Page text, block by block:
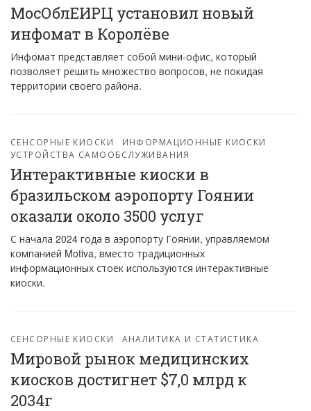
МосОблЕИРЦ установил новый
инфомат в Королёве
Инфомат представляет собой мини-офис, который
позволяет решить множество вопросов, не покидая
территории своего района.
СЕНСОРНЫЕ КИОСКИ
ИНФОРМАЦИОННЫЕ КИОСКИ
УСТРОЙСТВА САМООБСЛУЖИВАНИЯ
Интерактивные киоски в
бразильском аэропорту Гоянии
оказали около 3500 услуг
С начала 2024 года в аэропорту Гоянии, управляемом
компанией Motiva, вместо традиционных
информационных стоек используются интерактивные
киоски.
СЕНСОРНЫЕ КИОСКИ АНАЛИТИКА И СТАТИСТИКА
Мировой рынок медицинских
киосков достигнет $7,0 млрд к
2034г